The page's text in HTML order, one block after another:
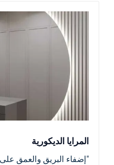
المرايا الديكورية
"إضفاء البريق والعمق